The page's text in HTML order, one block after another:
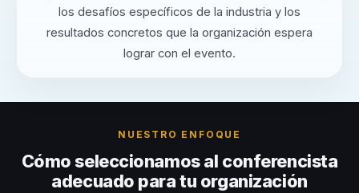
los desafíos específicos de la industria y los
resultados concretos que la organización espera
lograr con el evento.
NUESTRO ENFOQUE
Cómo seleccionamos al conferencista
adecuado para tu organización